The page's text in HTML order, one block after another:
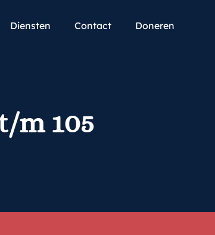
Diensten Contact Doneren
m 105